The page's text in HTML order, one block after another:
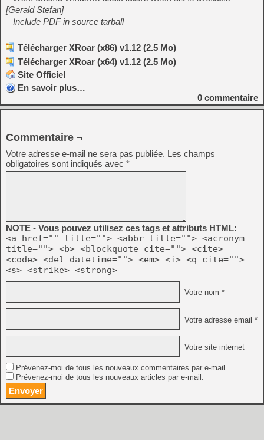
[Gerald Stefan]
– Include PDF in source tarball
Télécharger XRoar (x86) v1.12 (2.5 Mo)
Télécharger XRoar (x64) v1.12 (2.5 Mo)
Site Officiel
En savoir plus…
0 commentaire
Commentaire ¬
Votre adresse e-mail ne sera pas publiée. Les champs
obligatoires sont indiqués avec *
NOTE - Vous pouvez utilisez ces tags et attributs HTML:
<a href="" title=""> <abbr title=""> <acronym
title=""> <b> <blockquote cite=""> <cite>
<code> <del datetime=""> <em> <i> <q cite="">
<s> <strike> <strong>
Votre nom *
Votre adresse email *
Votre site internet
Prévenez-moi de tous les nouveaux commentaires par e-mail.
Prévenez-moi de tous les nouveaux articles par e-mail.